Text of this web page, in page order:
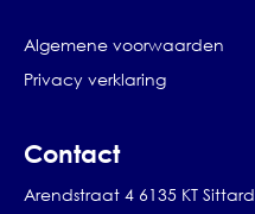
Algemene voorwaarden
Privacy verklaring
Contact
Arendstraat 4 6135 KT Sittard